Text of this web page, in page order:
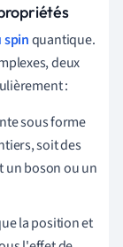
spinquantique.
deux
:
sous forme
soit des
un boson ou un
la position et